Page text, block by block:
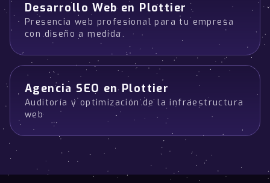
Desarrollo Web en Plottier
Presencia web profesional para tu empresa
con diseño a medida
Agencia SEO en Plottier
Auditoría y optimización de la infraestructura
web